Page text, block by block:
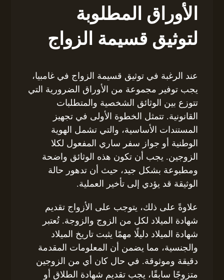
الأوراق المطلوبة
لتوثيق قسيمة الزواج
عند الرغبة في توثيق قسيمة الزواج في غامبيا،
يجب توفير مجموعة من الأوراق الضرورية التي
تتوزع بين الوثائق الشخصية والمتطلبات
القانونية. تتمثل الخطوة الأولى في تجهيز
المستندات الأساسية، والتي تشمل الهوية
الوطنية أو جواز سفر ساري المفعول لكلا
الزوجين. يجب أن تكون هذه الوثائق واضحة
ومطبوعة بشكل جيد، حيث أن تدهور حالة
الوثيقة قد يؤدي إلى تأخير العملية.
علاوةً على ذلك، يتوجب على الأزواج تقديم
شهادة الميلاد لكل من الزوج والزوجة. تُعتبر
شهادة الميلاد دليلًا مهمًا يثبت تاريخ الميلاد
والجنسية، مما يضمن أن المعلومات المقدمة
دقيقة وموثوقة. في حال كان أي من الزوجين
متزوجًا سابقًا، يجب تقديم شهادة الطلاق أو